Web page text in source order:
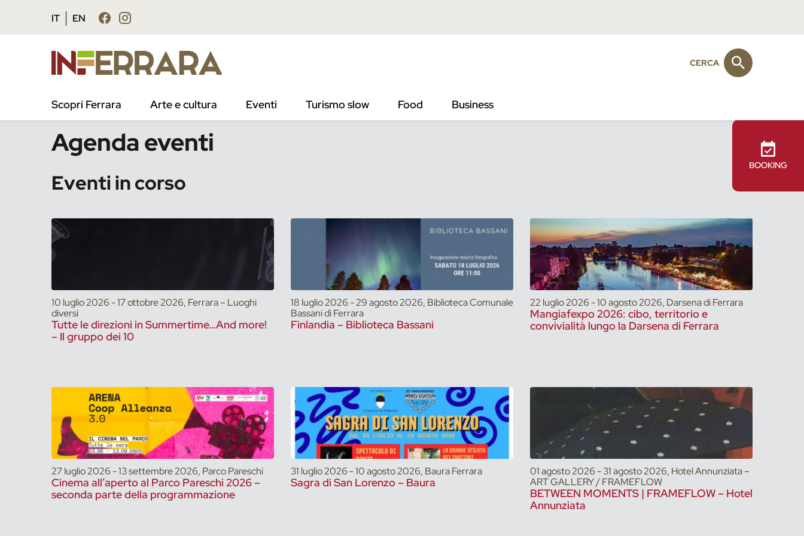
Vai al contenuto principale
Vai al footer
IT EN
BOOKING
CERCA
Scopri Ferrara Arte e cultura Eventi Turismo slow Food Business
/ Eventi
Agenda eventi
Eventi in corso
10 luglio 2026 - 17 ottobre 2026, Ferrara – Luoghi
diversi
Tutte le direzioni in Summertime…And more!
– Il gruppo dei 10
18 luglio 2026 - 29 agosto 2026, Biblioteca Comunale
Bassani di Ferrara
Finlandia – Biblioteca Bassani
22 luglio 2026 - 10 agosto 2026, Darsena di Ferrara
Mangiafexpo 2026: cibo, territorio e
convivialità lungo la Darsena di Ferrara
27 luglio 2026 - 13 settembre 2026, Parco Pareschi
Cinema all’aperto al Parco Pareschi 2026 –
seconda parte della programmazione
31 luglio 2026 - 10 agosto 2026, Baura Ferrara
Sagra di San Lorenzo – Baura
01 agosto 2026 - 31 agosto 2026, Hotel Annunziata –
ART GALLERY / FRAMEFLOW
BETWEEN MOMENTS | FRAMEFLOW – Hotel
Annunziata